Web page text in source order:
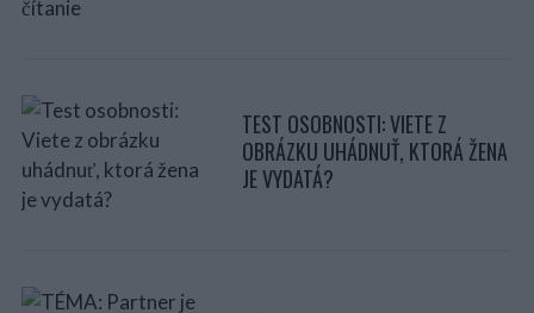
TEST OSOBNOSTI: VIETE Z
OBRÁZKU UHÁDNUŤ, KTORÁ ŽENA
JE VYDATÁ?